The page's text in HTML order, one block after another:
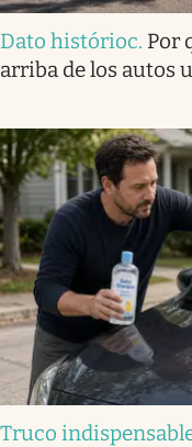
Dato histórioc. Por
arriba de los autos
Truco